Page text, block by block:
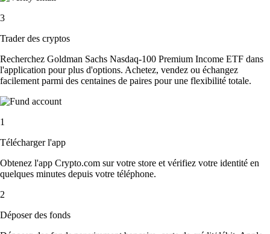
3
Trader des cryptos
Recherchez Goldman Sachs Nasdaq-100 Premium Income ETF dans
l'application pour plus d'options. Achetez, vendez ou échangez
facilement parmi des centaines de paires pour une flexibilité totale.
1
Télécharger l'app
Obtenez l'app Crypto.com sur votre store et vérifiez votre identité en
quelques minutes depuis votre téléphone.
2
Déposer des fonds